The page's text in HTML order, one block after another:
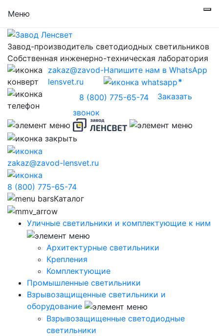
Меню
Завод-производитель светодиодных светильников
Собственная инженерно-техническая лаборатория
zakaz@zavod-
lensvet.ru
Напишите нам в WhatsApp
8 (800) 775-65-74
Заказать
звонок
zakaz@zavod-lensvet.ru
8 (800) 775-65-74
Каталог
Уличные светильники и комплектующие к ним
Архитектурные светильники
Крепления
Комплектующие
Промышленные светильники
Взрывозащищенные светильники и
оборудование
Взрывозащищенные светодиодные
светильники